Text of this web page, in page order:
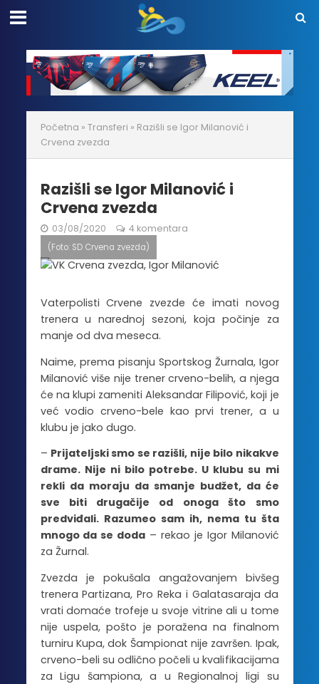
Početna » Transferi » Razišli se Igor Milanović i
Crvena zvezda
Razišli se Igor Milanović i
Crvena zvezda
03/08/2020 4 komentara
(Foto: SD Crvena zvezda)
Vaterpolisti Crvene zvezde će imati novog
trenera u narednoj sezoni, koja počinje za
manje od dva meseca.
Naime, prema pisanju Sportskog Žurnala, Igor
Milanović više nije trener crveno-belih, a njega
će na klupi zameniti Aleksandar Filipović, koji je
već vodio crveno-bele kao prvi trener, a u
klubu je jako dugo.
– Prijateljski smo se razišli, nije bilo nikakve
drame. Nije ni bilo potrebe. U klubu su mi
rekli da moraju da smanje budžet, da će
sve biti drugačije od onoga što smo
predviđali. Razumeo sam ih, nema tu šta
mnogo da se doda – rekao je Igor Milanović
za Žurnal.
Zvezda je pokušala angažovanjem bivšeg
trenera Partizana, Pro Reka i Galatasaraja da
vrati domaće trofeje u svoje vitrine ali u tome
nije uspela, pošto je poražena na finalnom
turniru Kupa, dok Šampionat nije završen. Ipak,
crveno-beli su odlično počeli u kvalifikacijama
za Ligu šampiona, a u Regionalnoj ligi su